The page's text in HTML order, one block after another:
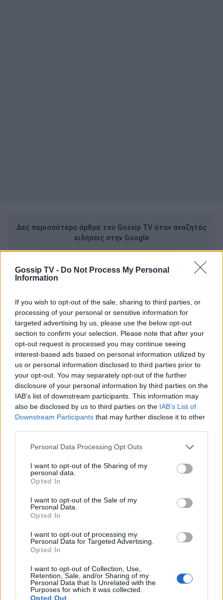
Gossip TV - Do Not Process My Personal
Information
If you wish to opt-out of the sale, sharing to third parties, or
processing of your personal or sensitive information for
targeted advertising by us, please use the below opt-out
section to confirm your selection. Please note that after your
opt-out request is processed you may continue seeing
interest-based ads based on personal information utilized by
us or personal information disclosed to third parties prior to
your opt-out. You may separately opt-out of the further
disclosure of your personal information by third parties on the
IAB’s list of downstream participants. This information may
also be disclosed by us to third parties on the IAB’s List of
Downstream Participants that may further disclose it to other
Personal Data Processing Opt Outs
I want to opt-out of the Sharing of my
personal data.
Opted In
I want to opt-out of the Sale of my
Personal Data.
Opted In
I want to opt-out of processing my
Personal Data for Targeted Advertising.
Opted In
I want to opt-out of Collection, Use,
Retention, Sale, and/or Sharing of my
Personal Data that Is Unrelated with the
Purposes for which it was collected.
Opted Out
Δες περισσότερα άρθρα του Gossip TV όταν αναζητάς
ειδήσεις στην Google
στα αποτελέσματα Google
Ο μεγάλος ερωτικός τραγουδιστής, η
αφοσιωμένη Μαρούλα Κασκαβέλη και ο
ονειροταξιδευτής συνθέτης της καρδιάς μας
Σάκης Τσιλίκης υποδέχονται το κοινό σε μια
βραδιά για ακροατές με αυτιά στη
μουσικοθεατρική σκηνή του Πολυχώρου
Πολιτισμού «Αθηναΐς». Το live τους θα γίνει την
Παρασκευή 14 Οκτωβρίου.
Δημήτρης Ψαριανός εμφανίσεις
Παιχνίδι από παντού στη Novibet με
ΡΟΗ ΕΙΔΗΣΕΩΝ
SHOWBIZ